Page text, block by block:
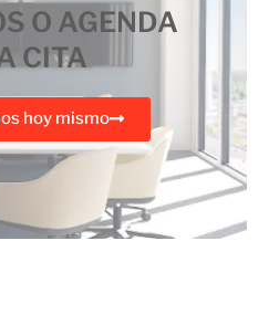
O AGENDA
CITA
hoy mismo